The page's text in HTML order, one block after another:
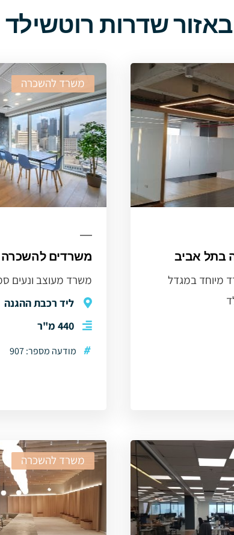
שדרות רוטשילד
בתל אביב
מיוחד במגדל
משרד להשכרה
משרדים
משרד מעוצב ונעים
ליד רכבת ההגנה
440 מ"ר
# מודעה מספר: 907
משרד להשכרה